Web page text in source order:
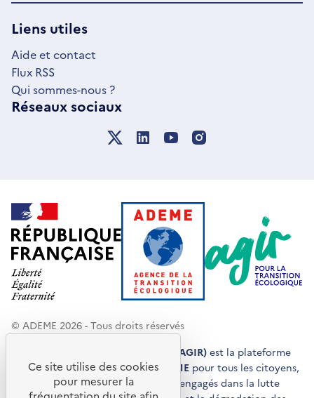
UNE
Liens utiles
Aide et contact
Flux RSS
Qui sommes-nous ?
Réseaux sociaux
© ADEME 2026 - Tous droits réservés
Agir pour la transition écologique (AGIR) est la plateforme
de conseils et de services de l'ADEME pour tous les citoyens,
acteurs économiques et territoires engagés dans la lutte
Ce site utilise des cookies
pour mesurer la